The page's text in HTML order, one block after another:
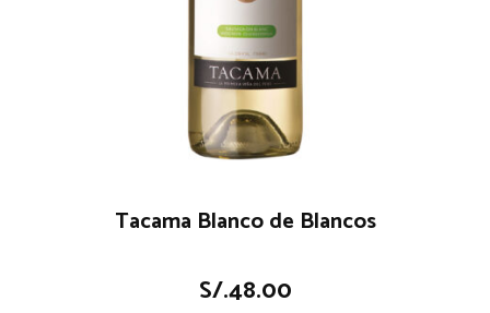
Tacama Blanco de Blancos
S/.48.00